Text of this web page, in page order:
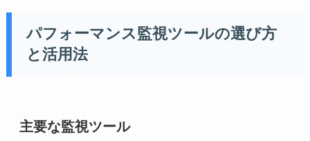
パフォーマンス監視ツールの選び方
と活用法
主要な監視ツール